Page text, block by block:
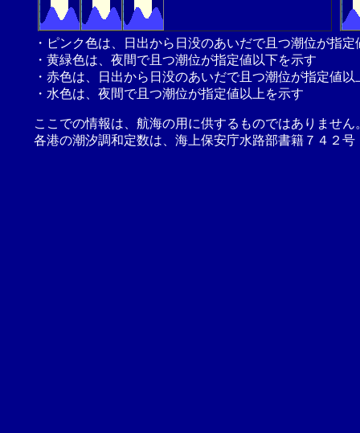
・ピンク色は、日出から日没のあいだで且つ潮位が指
・黄緑色は、夜間で且つ潮位が指定値以下を示す
・赤色は、日出から日没のあいだで且つ潮位が指定値以
・水色は、夜間で且つ潮位が指定値以上を示す
ここでの情報は、航海の用に供するものではありませ
各港の潮汐調和定数は、海上保安庁水路部書籍７４２